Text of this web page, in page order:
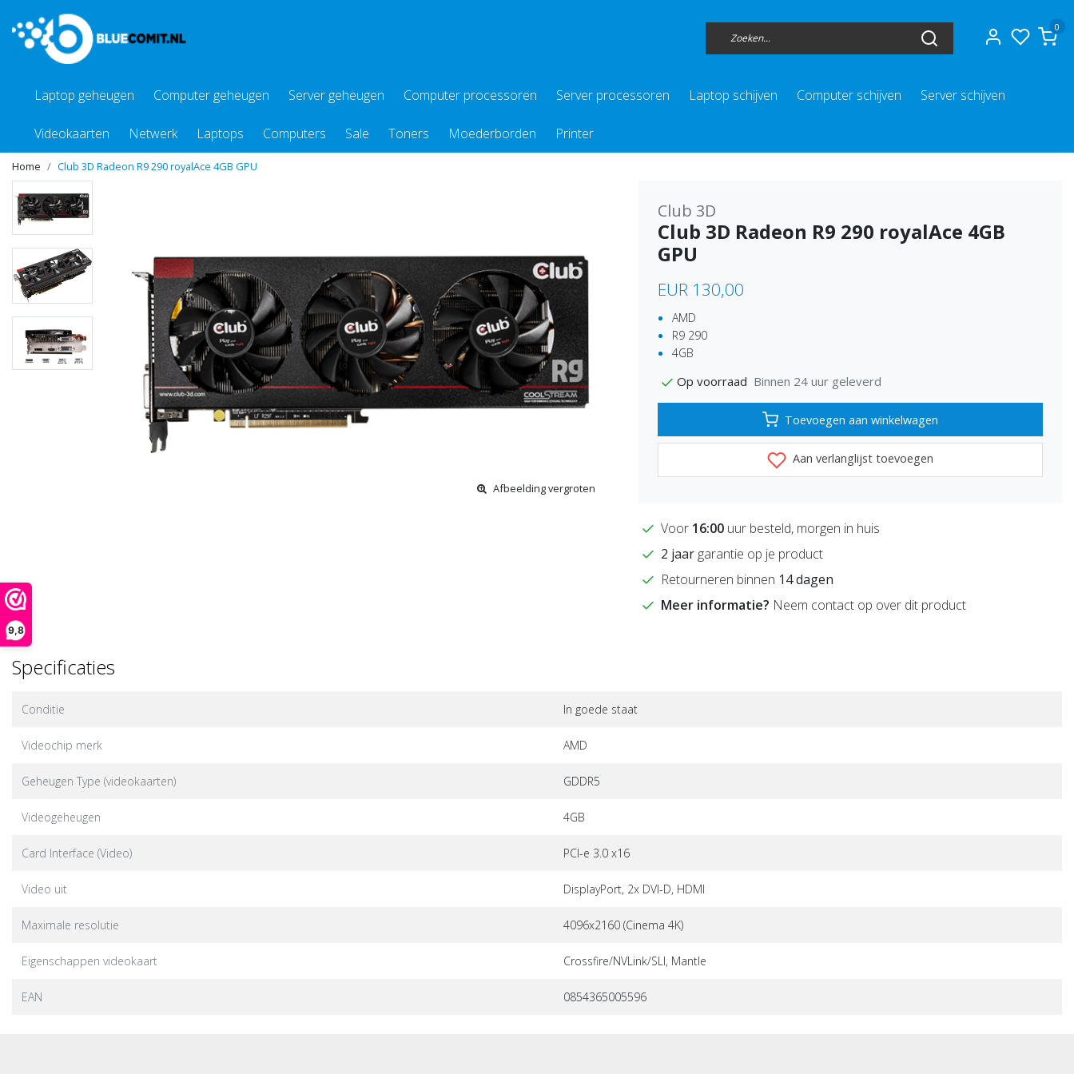
9,8
0
Laptop geheugen Computer geheugen Server geheugen Computer processoren Server processoren Laptop schijven Computer schijven Server schijven
Videokaarten Netwerk Laptops Computers Sale Toners Moederborden Printer
Home Club 3D Radeon R9 290 royalAce 4GB GPU
Afbeelding vergroten
Club 3D
Club 3D Radeon R9 290 royalAce 4GB
GPU
EUR 130,00
AMD
R9 290
4GB
Op voorraad Binnen 24 uur geleverd
Toevoegen aan winkelwagen
Aan verlanglijst toevoegen
Voor 16:00 uur besteld, morgen in huis
2 jaar garantie op je product
Retourneren binnen 14 dagen
Meer informatie? Neem contact op over dit product
Specificaties
Conditie In goede staat
Videochip merk AMD
Geheugen Type (videokaarten) GDDR5
Videogeheugen 4GB
Card Interface (Video) PCI-e 3.0 x16
Video uit DisplayPort, 2x DVI-D, HDMI
Maximale resolutie 4096x2160 (Cinema 4K)
Eigenschappen videokaart Crossfire/NVLink/SLI, Mantle
EAN 0854365005596